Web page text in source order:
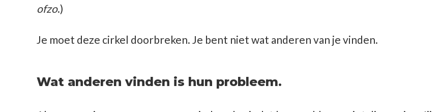
ofzo.)
Je moet deze cirkel doorbreken. Je bent niet wat anderen van je vinden.
Wat anderen vinden is hun probleem.